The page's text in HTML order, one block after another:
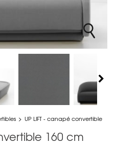
> UP LIFT - canapé convertible
160 cm